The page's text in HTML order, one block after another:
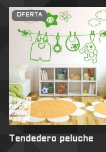
OFERTA
Tendedero peluche